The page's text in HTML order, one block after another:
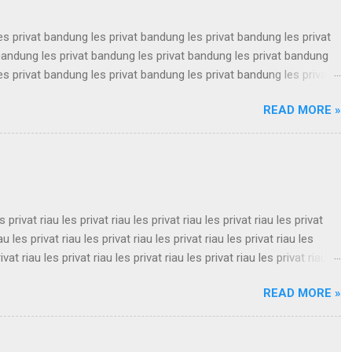
privat bandung les privat bandung les privat bandung les privat
les privat bandung les privat bandung les privat bandung
bandung les privat bandung les privat bandung les privat
privat bandung les privat bandung les privat bandung les privat
les privat bandung les privat bandung les privat bandung
bandung les privat bandung les privat bandung les privat
les privat bandung ...
READ MORE »
riau les privat riau les privat riau les privat riau les privat
les privat riau les privat riau les privat riau les privat riau les
riau les privat riau les privat riau les privat riau les privat riau
les privat riau les privat riau les privat riau les privat riau les
riau les privat riau les privat riau les privat riau les privat riau
riau les privat riau les privat ria...
READ MORE »